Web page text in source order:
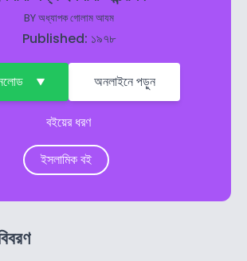
BYঅধ্যাপক গোলাম আযম
Published: ১৯৭৮
অনলাইনে পড়ুন
বইয়ের ধরণ
ইসলামিক বই